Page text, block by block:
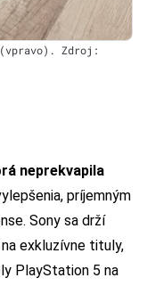
Zdroj:
neprekvapila
príjemným
Sony sa drží
exkluzívne tituly,
PlayStation 5 na